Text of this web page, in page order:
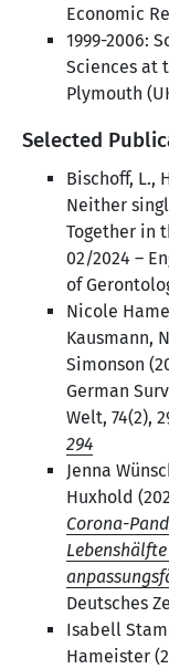
Economic
1999-2006:
Sciences at
Plymouth
Selected
Bischoff, L.,
Neither
Together in
02/2024 –
of
Nicole
Kausmann,
Simonson
German
Welt, 74(2),
294
Jenna
Huxhold
Corona-
Deutsches
Isabell
Hameister